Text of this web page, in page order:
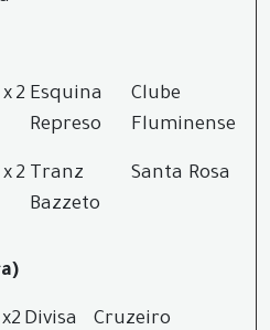
x 2 Esquina
Represo
Clube
Fluminense
x 2 Tranz
Bazzeto
Santa Rosa
x2 Divisa
Cruzeiro